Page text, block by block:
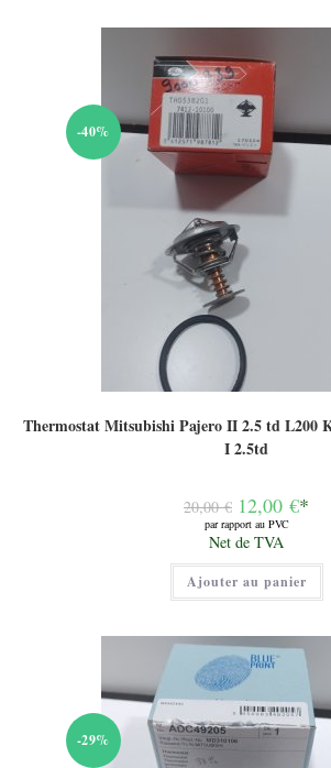
-40%
Thermostat Mitsubishi Pajero II 2.5 td L200
I 2.5td
20,00€ Le
prix
initial
était :
20,00 €.
12,00 €*
par rapport au PVC
Le
prix
actuel
est :
12,00 €.
Net de TVA
Ajouter au panier
-29%